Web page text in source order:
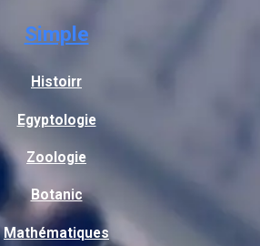
Simple
Histoirr
Egyptologie
Zoologie
Botanic
Mathématiques